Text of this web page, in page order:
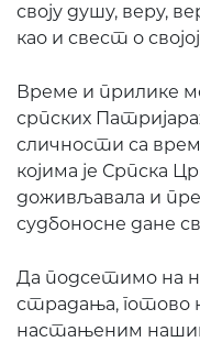
своју душу, веру,
као и свест о
Време и прилике
српских
сличности са
којима је Српска
доживљавала и
судбоносне дане
Да подсетимо на
страдања, готово
настањеним